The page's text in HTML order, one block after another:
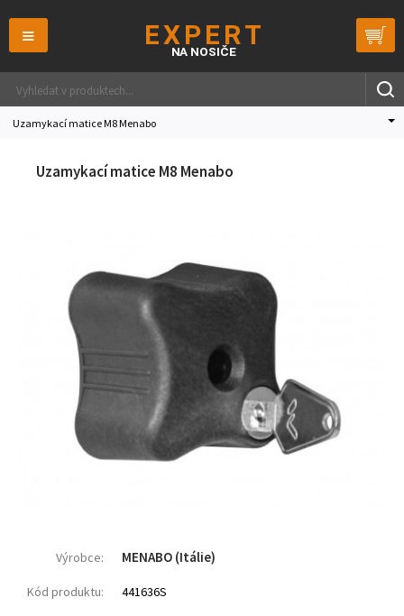
≡
Uzamykací matice M8 Menabo
Uzamykací matice M8 Menabo
Výrobce: MENABO (Itálie)
Kód produktu: 441636S